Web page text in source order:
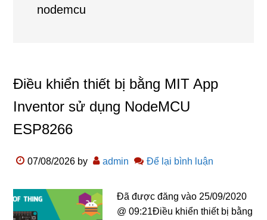
nodemcu
Điều khiển thiết bị bằng MIT App
Inventor sử dụng NodeMCU
ESP8266
07/08/2026 by admin Để lại bình luận
Đã được đăng vào 25/09/2020
@ 09:21Điều khiển thiết bị bằng